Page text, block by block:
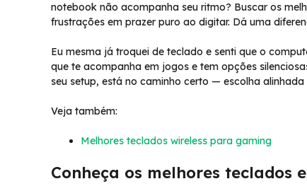
notebook não acompanha seu ritmo? Buscar os
frustrações em prazer puro ao digitar. Dá uma
Eu mesma já troquei de teclado e senti que o
que te acompanha em jogos e tem opções
seu setup, está no caminho certo — escolha
Veja também:
Melhores teclados wireless para gaming
Conheça os melhores teclados